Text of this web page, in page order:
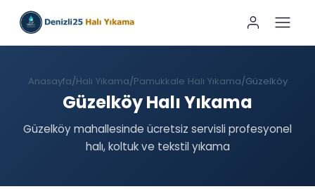
Anasayfa Halı Yıkama Pamukkale Halı Yıkama Güzelköy
Güzelköy Halı Yıkama
Güzelköy mahallesinde ücretsiz servisli profesyonel
halı, koltuk ve tekstil yıkama